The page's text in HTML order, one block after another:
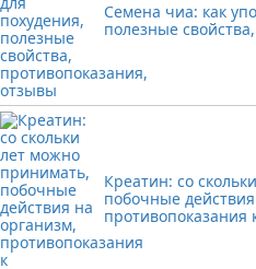
Семена чиа: как
полезные
Креатин: со
побочные